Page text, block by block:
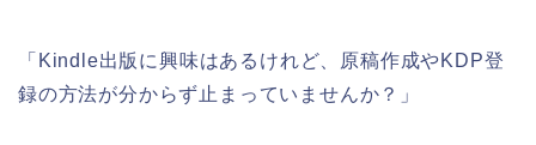
「Kindle出版に興味はあるけれど、原稿作成やKDP登
録の方法が分からず止まっていませんか？」